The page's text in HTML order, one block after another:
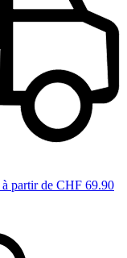
à partir de CHF 69.90